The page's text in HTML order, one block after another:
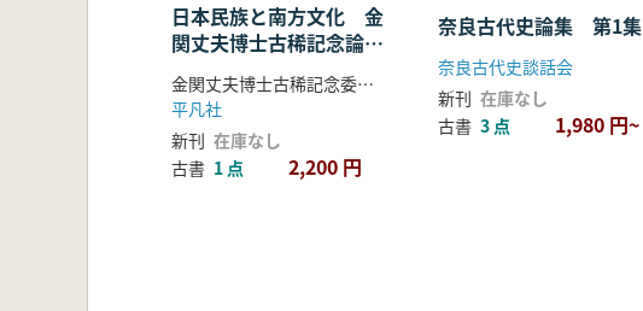
日本民族と南方文化 金
関丈夫博士古稀記念論文
集
金関丈夫博士古稀記念委員会 編
平凡社
新刊 在庫なし
古書 1 点 2,200 円
奈良古代史論集 第1集
奈良古代史談話会
新刊 在庫なし
古書 3 点 1,980 円~